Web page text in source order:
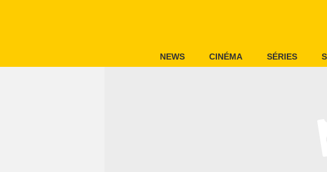
NEWS CINÉMA SÉRIES